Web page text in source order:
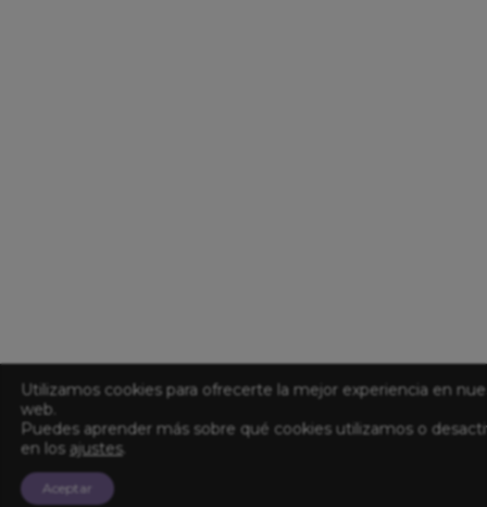
Utilizamos cookies para ofrecerte la mejor experiencia en
web.
Puedes aprender más sobre qué cookies utilizamos o
en los ajustes.
Aceptar